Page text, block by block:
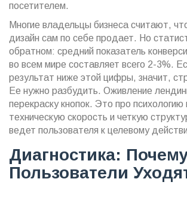
посетителем.
Многие владельцы бизнеса считают,
дизайн сам по себе продает. Но
обратном: средний показатель
во всем мире составляет всего 2-3%.
результат ниже этой цифры, значит,
Ее нужно разбудить. Оживление
перекраску кнопок. Это про психологию
техническую скорость и четкую
ведет пользователя к целевому
Диагностика:
Пользователи